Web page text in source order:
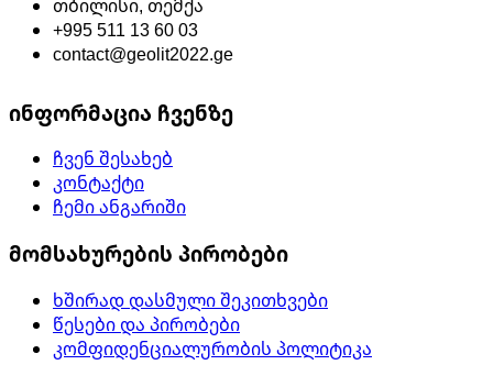
თბილისი, თემქა
+995 511 13 60 03
contact@geolit2022.ge
ინფორმაცია ჩვენზე
ჩვენ შესახებ
კონტაქტი
ჩემი ანგარიში
მომსახურების პირობები
ხშირად დასმული შეკითხვები
წესები და პირობები
კომფიდენციალურობის პოლიტიკა